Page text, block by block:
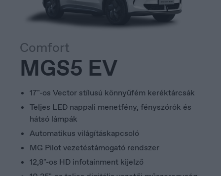
Comfort
MGS5 EV
17"-os Vector stílusú könnyűfém keréktárcsák
Teljes LED nappali menetfény, fényszórók és
hátsó lámpák
Automatikus világításkapcsoló
MG Pilot vezetéstámogató rendszer
12,8"-os HD infotainment kijelző